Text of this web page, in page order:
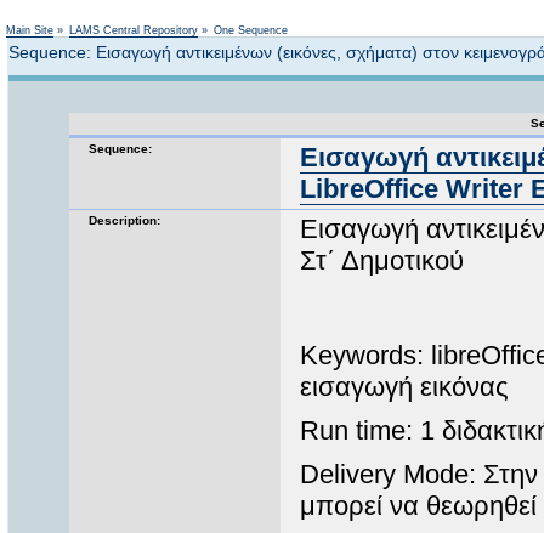
Main Site » LAMS Central Repository » One Sequence
Sequence: Εισαγωγή αντικειμένων (εικόνες, σχήματα) στον
Sequence:
Εισαγωγή
LibreOffice Writer
Description:
Εισαγωγή
Στ΄ Δημοτικού
Keywords:
εισαγωγή εικόνας
Run time: 1
Delivery Mode:
μπορεί να θεωρηθεί